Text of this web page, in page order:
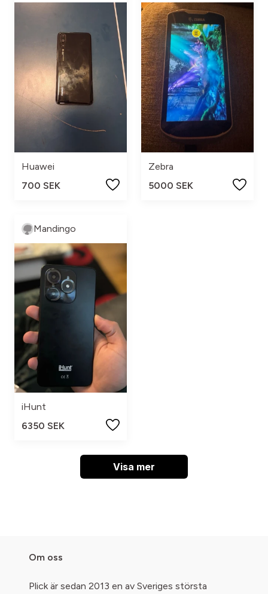
Huawei
700 SEK
Zebra
5000 SEK
Mandingo
iHunt
6350 SEK
Visa mer
Om oss
Plick är sedan 2013 en av Sveriges största